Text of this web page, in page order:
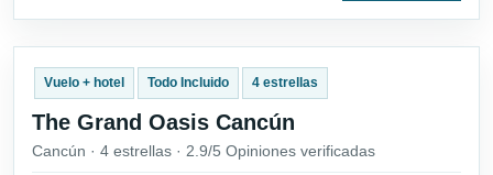
Vuelo + hotel Todo Incluido 4 estrellas
The Grand Oasis Cancún
Cancún · 4 estrellas · 2.9/5 Opiniones verificadas